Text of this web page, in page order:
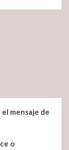
mensaje de
o